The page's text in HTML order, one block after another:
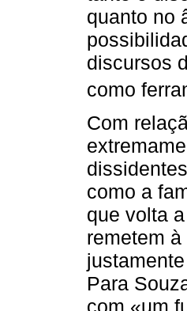
quanto no
discursos
como
Com
como a
que volta
remetem
Para
com «um